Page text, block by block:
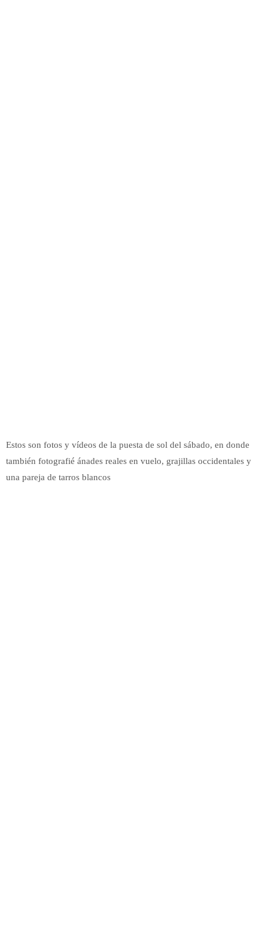
Estos son fotos y vídeos de la puesta de sol del sábado, en donde
también fotografié ánades reales en vuelo, grajillas occidentales y
una pareja de tarros blancos